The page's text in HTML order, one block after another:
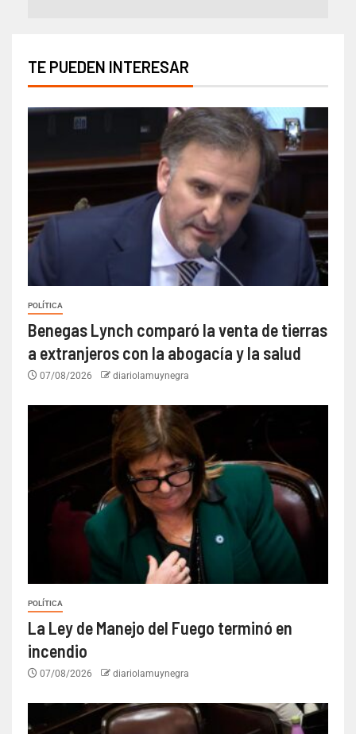
TE PUEDEN INTERESAR
POLÍTICA
Benegas Lynch comparó la venta de tierras
a extranjeros con la abogacía y la salud
07/08/2026 diariolamuynegra
POLÍTICA
La Ley de Manejo del Fuego terminó en
incendio
07/08/2026 diariolamuynegra